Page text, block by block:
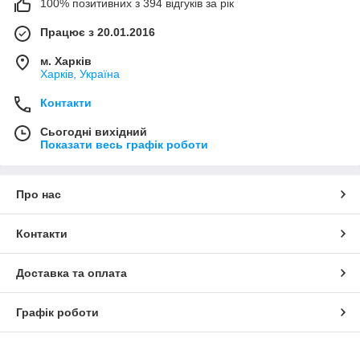
100% позитивних з 394 відгуків за рік
Працює з 20.01.2016
м. Харків
Харків, Україна
Контакти
Сьогодні вихідний
Показати весь графік роботи
Про нас
Контакти
Доставка та оплата
Графік роботи